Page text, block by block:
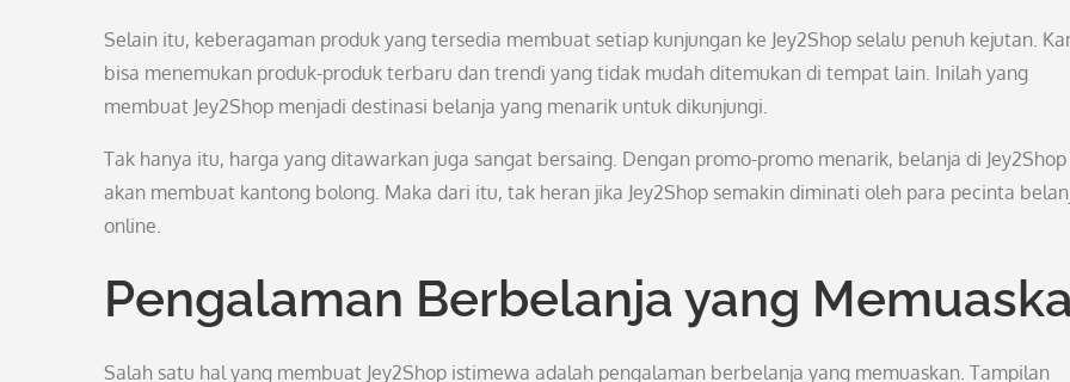
Selain itu, keberagaman produk yang tersedia membuat setiap kunjungan ke Jey2Shop selalu penuh kejutan.
bisa menemukan produk-produk terbaru dan trendi yang tidak mudah ditemukan di tempat lain. Inilah yang
membuat Jey2Shop menjadi destinasi belanja yang menarik untuk dikunjungi.
Tak hanya itu, harga yang ditawarkan juga sangat bersaing. Dengan promo-promo menarik, belanja di
akan membuat kantong bolong. Maka dari itu, tak heran jika Jey2Shop semakin diminati oleh para pecinta
online.
Pengalaman Berbelanja yang
Salah satu hal yang membuat Jey2Shop istimewa adalah pengalaman berbelanja yang memuaskan. Tampilan